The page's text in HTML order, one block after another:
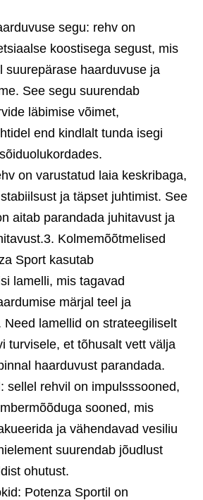
segu: rehv on
koostisega segust, mis
suurepärase haarduvuse ja
See segu suurendab
läbimise võimet,
end kindlalt tunda isegi
on varustatud laia keskribaga,
ja täpset juhtimist. See
aitab parandada juhitavust ja
Kolmemõõtmelised
Sport kasutab
lamelli, mis tagavad
märjal teel ja
Need lamellid on strateegiliselt
turvisele, et tõhusalt vett välja
haarduvust parandada.
sellel rehvil on impulsssooned,
sooned, mis
ja vähendavad vesiliu
suurendab jõudlust
ohutust.
Potenza Sportil on